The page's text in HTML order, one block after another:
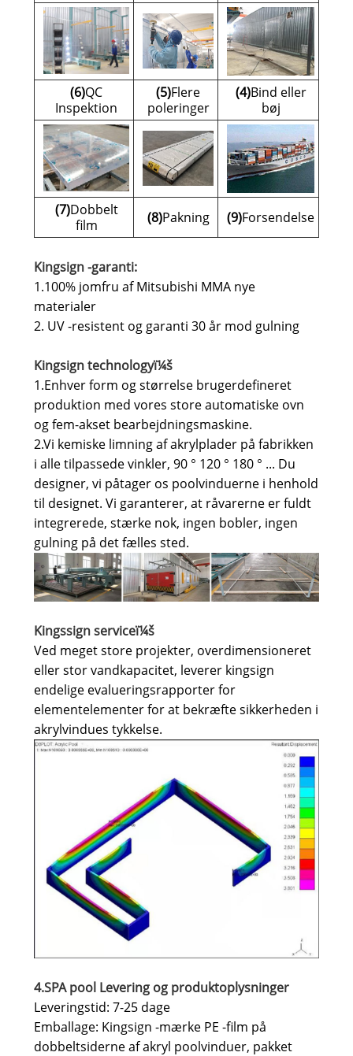
(6)QC
Inspektion
(5)Flere
poleringer
(4)Bind eller
bøj
(7)Dobbelt
film
(8)Pakning (9)Forsendelse
Kingsign -garanti:
1.100% jomfru af Mitsubishi MMA nye
materialer
2. UV -resistent og garanti 30 år mod gulning
Kingsign technologyï¼š
1.Enhver form og størrelse brugerdefineret
produktion med vores store automatiske ovn
og fem-akset bearbejdningsmaskine.
2.Vi kemiske limning af akrylplader på fabrikken
i alle tilpassede vinkler, 90 ° 120 ° 180 ° ... Du
designer, vi påtager os poolvinduerne i henhold
til designet. Vi garanterer, at råvarerne er fuldt
integrerede, stærke nok, ingen bobler, ingen
gulning på det fælles sted.
Kingssign serviceï¼š
Ved meget store projekter, overdimensioneret
eller stor vandkapacitet, leverer kingsign
endelige evalueringsrapporter for
elementelementer for at bekræfte sikkerheden i
akrylvindues tykkelse.
4.SPA pool Levering og produktoplysninger
Leveringstid: 7-25 dage
Emballage: Kingsign -mærke PE -film på
dobbeltsiderne af akryl poolvinduer, pakket